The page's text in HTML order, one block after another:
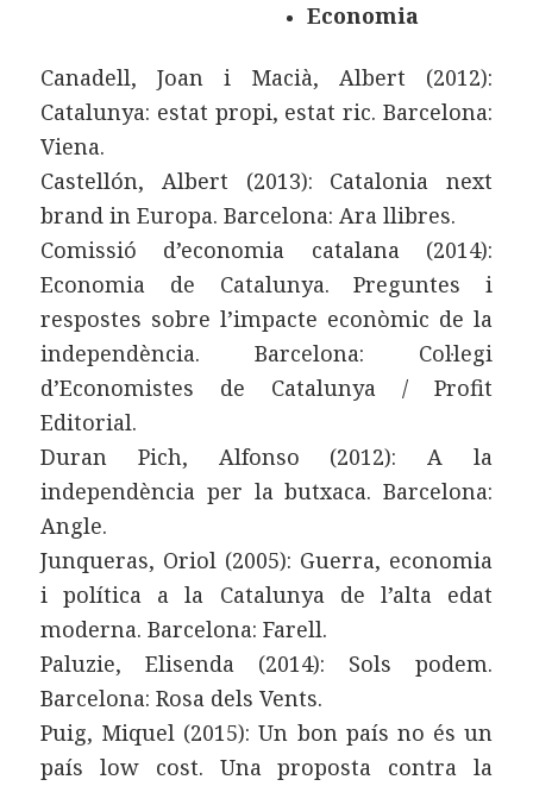
Economia
Canadell, Joan i Macià, Albert (2012):
Catalunya: estat propi, estat ric. Barcelona:
Viena.
Castellón, Albert (2013): Catalonia next
brand in Europa. Barcelona: Ara llibres.
Comissió d’economia catalana (2014):
Economia de Catalunya. Preguntes i
respostes sobre l’impacte econòmic de la
independència. Barcelona: Col·legi
d’Economistes de Catalunya / Profit
Editorial.
Duran Pich, Alfonso (2012): A la
independència per la butxaca. Barcelona:
Angle.
Junqueras, Oriol (2005): Guerra, economia
i política a la Catalunya de l’alta edat
moderna. Barcelona: Farell.
Paluzie, Elisenda (2014): Sols podem.
Barcelona: Rosa dels Vents.
Puig, Miquel (2015): Un bon país no és un
país low cost. Una proposta contra la